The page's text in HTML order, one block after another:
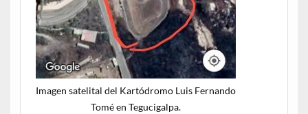
Imagen satelital del Kartódromo Luis Fernando
Tomé en Tegucigalpa.